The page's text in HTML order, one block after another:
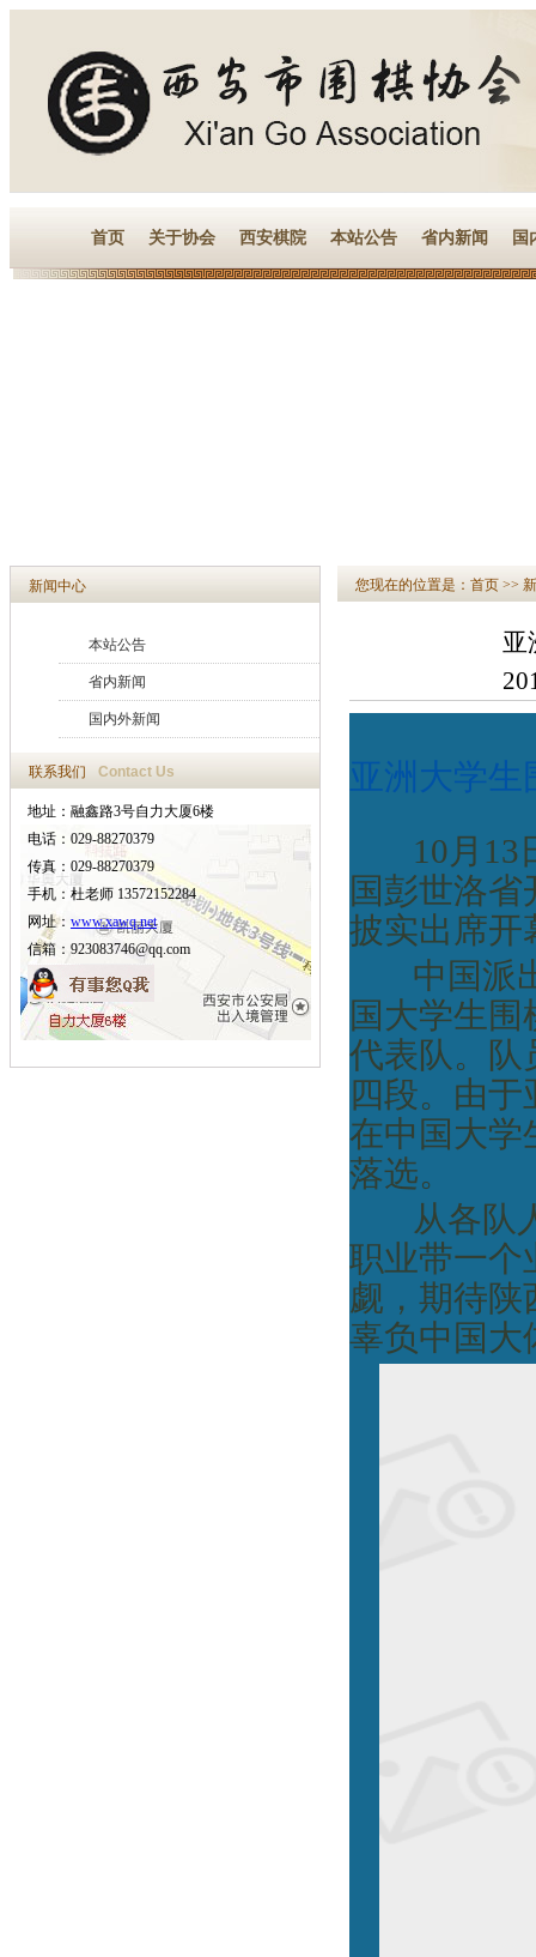
首页 关于协会 西安棋院 本站公告 省内新闻 国
新闻中心
本站公告
省内新闻
国内外新闻
联系我们 Contact Us
地址：融鑫路3号自力大厦6楼
电话：029-88270379
传真：029-88270379
手机：杜老师 13572152284
网址： www.xawq.net
信箱：923083746@qq.com
您现在的位置是： 首页 >>
亚
亚洲大学
10月13
国彭世洛
披实出席开
中国派
国大学生
代表队。队
四段。由
在中国大学
落选。
从各队
职业带一个
觑，期待陕
辜负中国大